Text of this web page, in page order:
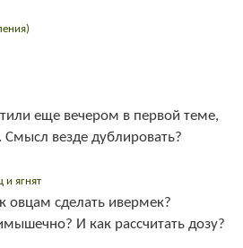
еще вечером в первой теме,
Смысл везде дублировать?
и ягнят
овцам сделать ивермек?
И как рассчитать дозу?